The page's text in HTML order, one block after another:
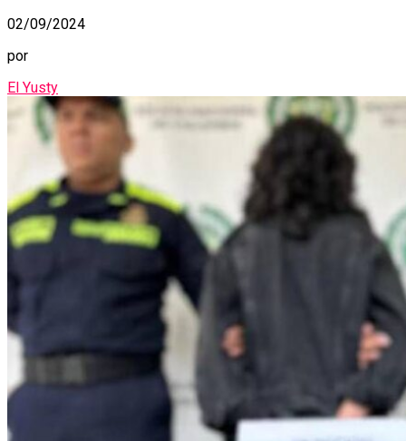
02/09/2024
por
El Yusty